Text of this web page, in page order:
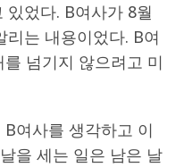
었다. B여사가 8월
리는 내용이었다. B여
넘기지 않으려고 미
여사를 생각하고 이
을 세는 일은 남은 날